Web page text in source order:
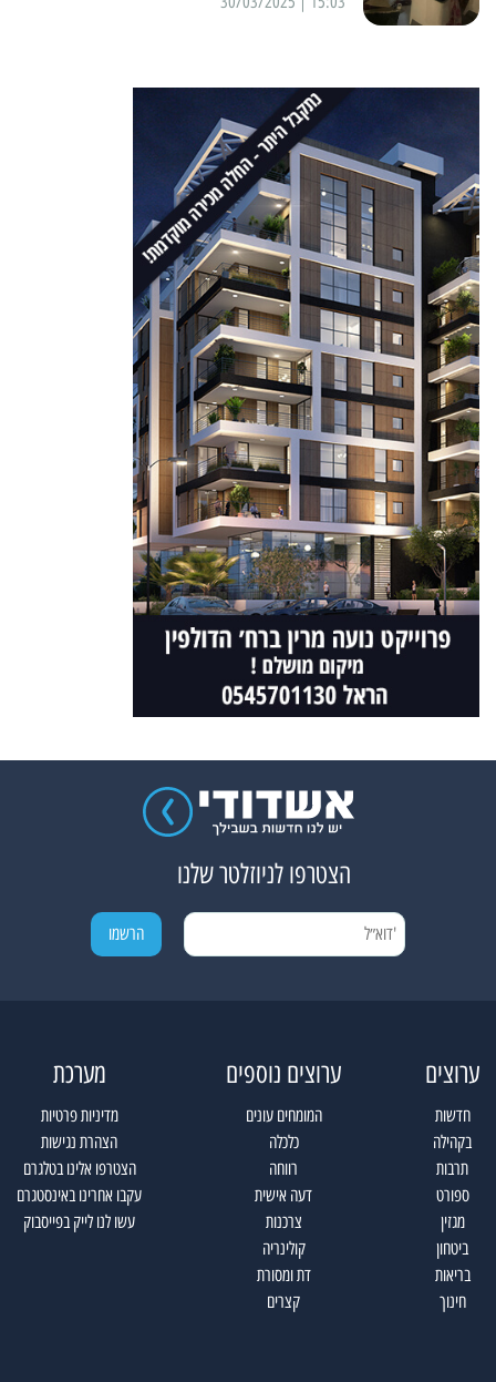
הצטרפו לניוזלטר שלנו
ערוצים
חדשות
בקהילה
תרבות
ספורט
מגזין
ביטחון
בריאות
חינוך
ערוצים נוספים
המומחים עונים
כלכלה
רווחה
דעה אישית
צרכנות
קולינריה
דת ומסורת
קצרים
מערכת
מדיניות פרטיות
הצהרת נגישות
הצטרפו אלינו בטלגרם
עקבו אחרינו באינסטגרם
עשו לנו לייק בפייסבוק